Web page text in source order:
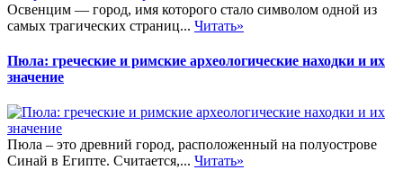
Освенцим — город, имя которого стало символом одной из
самых трагических страниц... Читать»
Пюла: греческие и римские археологические находки и их
значение
Пюла – это древний город, расположенный на полуострове
Синай в Египте. Считается,... Читать»